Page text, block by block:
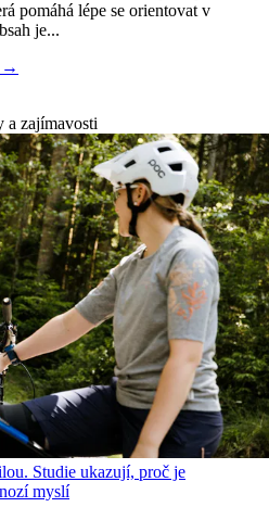
pomáhá lépe se orientovat v
je...
→
a zajímavosti
Studie ukazují, proč je
myslí